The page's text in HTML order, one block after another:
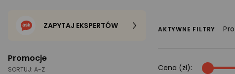
Gaming
Telewizory i audio
Promocje
SORTUJ: A-Z
ZAPYTAJ EKSPERTÓW AKTYWNE FILTRY
Cena (zł):